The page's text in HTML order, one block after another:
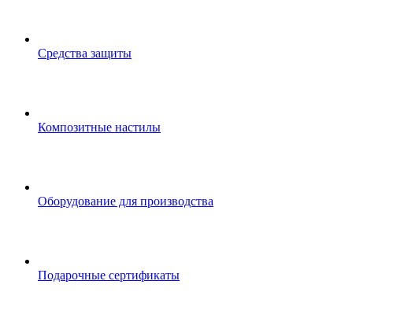
Средства защиты
Композитные настилы
Оборудование для производства
Подарочные сертификаты